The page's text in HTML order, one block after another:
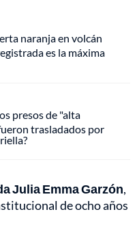
naranja en volcán
es la máxima
presos de "alta
trasladados por
Julia Emma Garzón,
de ocho años